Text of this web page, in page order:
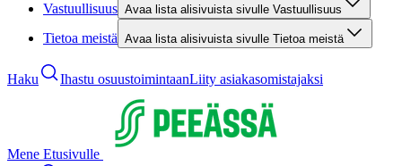
Vastuullisuus Avaa lista alisivuista sivulle Vastuullisuus
Tietoa meistä Avaa lista alisivuista sivulle Tietoa meistä
Haku Ihastu osuustoimintaanLiity asiakasomistajaksi
Mene Etusivulle